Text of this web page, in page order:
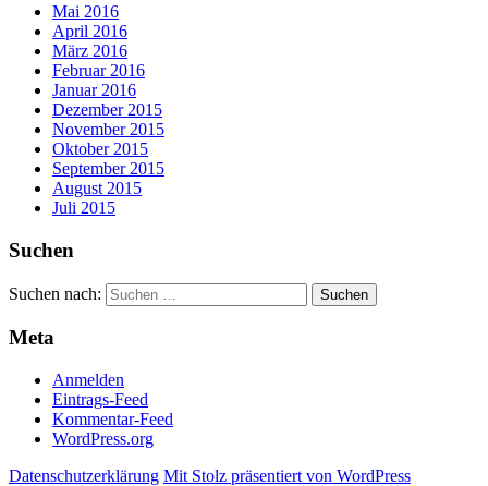
Mai 2016
April 2016
März 2016
Februar 2016
Januar 2016
Dezember 2015
November 2015
Oktober 2015
September 2015
August 2015
Juli 2015
Suchen
Suchen nach:
Meta
Anmelden
Eintrags-Feed
Kommentar-Feed
WordPress.org
Datenschutzerklärung Mit Stolz präsentiert von WordPress